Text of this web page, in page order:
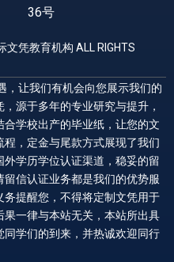
36号
文凭教育机构 ALL RIGHTS
，让我们有机会向您展示我们的
源于多年的专业研究与提升，
学校出产的毕业纸，让您的文
，定金与尾款方式展现了我们
学历学位认证渠道，稳妥的留
信认证业务都是我们的优势服
提醒您，不得将定制文凭用于
一律与本站无关，本站所出具
学们的到来，并热诚欢迎同行